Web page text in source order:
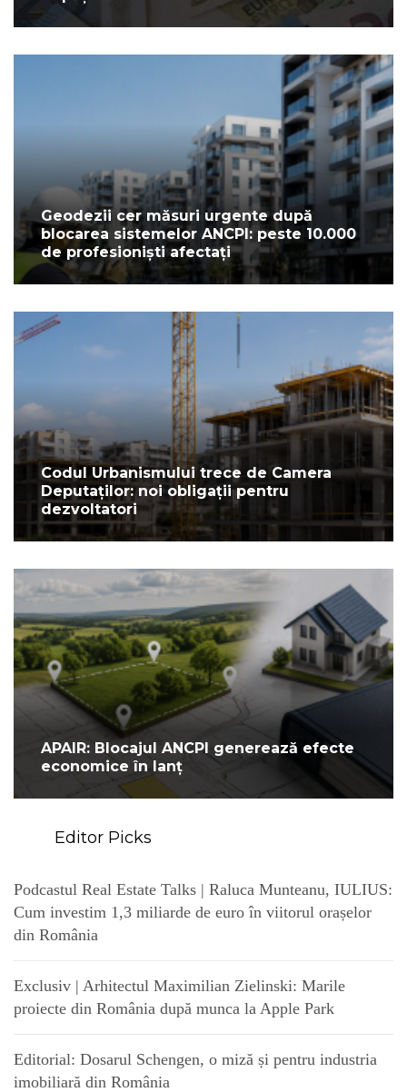
Geodezii cer măsuri urgente după
blocarea sistemelor ANCPI: peste 10.000
de profesioniști afectați
Codul Urbanismului trece de Camera
Deputaților: noi obligații pentru
dezvoltatori
APAIR: Blocajul ANCPI generează efecte
economice în lanț
Editor Picks
Podcastul Real Estate Talks | Raluca Munteanu, IULIUS:
Cum investim 1,3 miliarde de euro în viitorul orașelor
din România
Exclusiv | Arhitectul Maximilian Zielinski: Marile
proiecte din România după munca la Apple Park
Editorial: Dosarul Schengen, o miză și pentru industria
imobiliară din România